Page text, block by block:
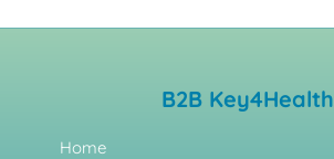
B2B Key4Health
Home